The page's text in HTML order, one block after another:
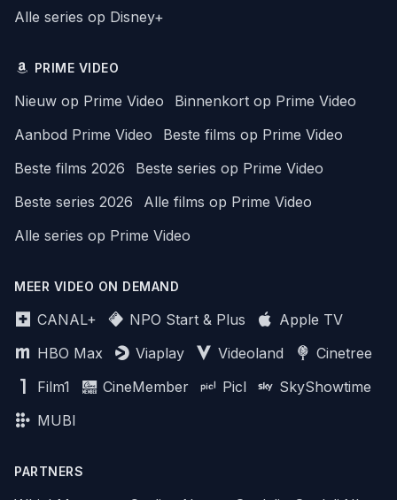
Alle series op Disney+
PRIME VIDEO
Nieuw op Prime Video
Binnenkort op Prime Video
Aanbod Prime Video
Beste films op Prime Video
Beste films 2026
Beste series op Prime Video
Beste series 2026
Alle films op Prime Video
Alle series op Prime Video
MEER VIDEO ON DEMAND
CANAL+ NPO Start & Plus
Apple TV
HBO Max
Viaplay Videoland
Cinetree
Film1
CineMember Picl
SkyShowtime
MUBI
PARTNERS